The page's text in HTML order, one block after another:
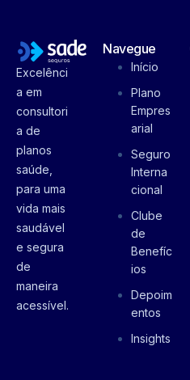
Excelênci
a em
consultori
a de
planos
saúde,
para uma
vida mais
saudável
e segura
de
maneira
acessível.
Navegue
Início
Plano
Empres
arial
Seguro
Interna
cional
Clube
de
Benefíc
ios
Depoim
entos
Insights